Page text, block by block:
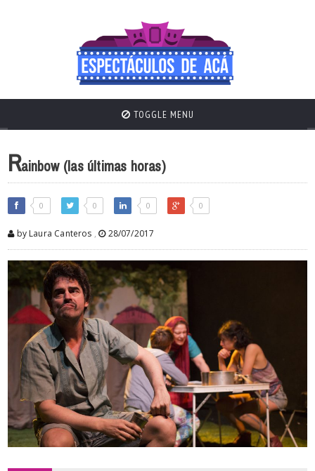
TOGGLE MENU
Rainbow (las últimas horas)
0 0 0 0
by Laura Canteros , 28/07/2017